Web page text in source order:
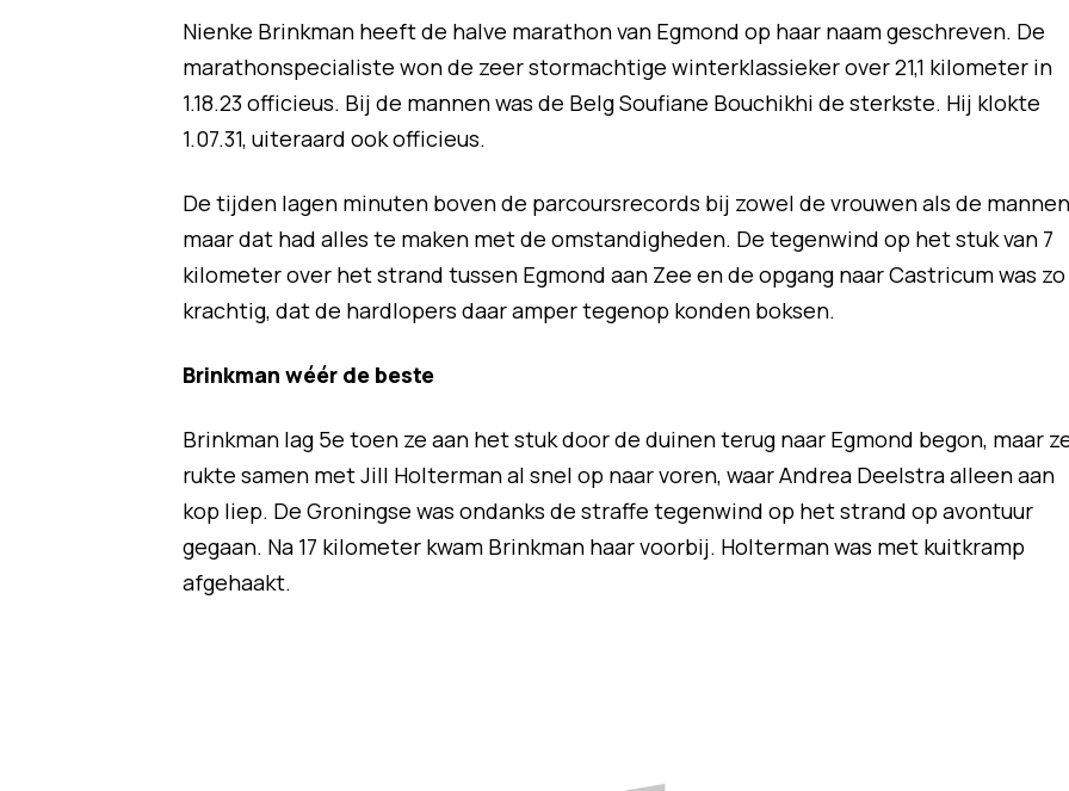
Nienke Brinkman heeft de halve marathon van Egmond op haar naam geschreven. De
marathonspecialiste won de zeer stormachtige winterklassieker over 21,1 kilometer in
1.18.23 officieus. Bij de mannen was de Belg Soufiane Bouchikhi de sterkste. Hij klokte
1.07.31, uiteraard ook officieus.
De tijden lagen minuten boven de parcoursrecords bij zowel de vrouwen als de
maar dat had alles te maken met de omstandigheden. De tegenwind op het stuk van 7
kilometer over het strand tussen Egmond aan Zee en de opgang naar Castricum was zo
krachtig, dat de hardlopers daar amper tegenop konden boksen.
Brinkman wéér de beste
Brinkman lag 5e toen ze aan het stuk door de duinen terug naar Egmond begon, maar
rukte samen met Jill Holterman al snel op naar voren, waar Andrea Deelstra alleen aan
kop liep. De Groningse was ondanks de straffe tegenwind op het strand op avontuur
gegaan. Na 17 kilometer kwam Brinkman haar voorbij. Holterman was met kuitkramp
afgehaakt.